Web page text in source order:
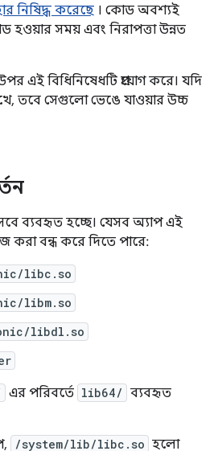
নিষিদ্ধ করেছে । কোড অবশ্যই
হওয়ার সময় এবং নিরাপত্তা উন্নত
এই বিধিনিষেধটি প্রয়োগ করে। যদি
তবে সেগুলো ভেঙে যাওয়ার উচ্চ
ব্যবহৃত হচ্ছে। যেসব অ্যাপ এই
করা বন্ধ করে দিতে পারে:
libc.so
libm.so
libdl.so
এর পরিবর্তে lib64/ ব্যবহৃত
/system/lib/libc.so হলো